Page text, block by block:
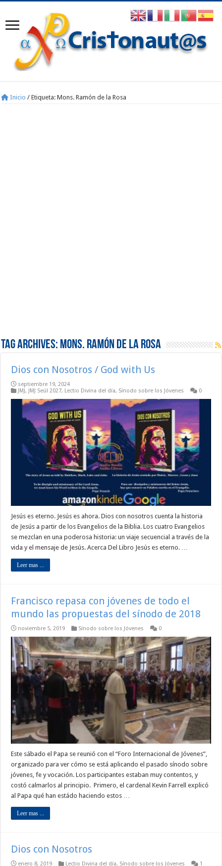
Inicio / Etiqueta:Mons. Ramón de la Rosa
Tag Archives: Mons. Ramón de la Rosa
Dios con Nosotros / God with Us
septiembre 19, 2024
JMJ, JMJ Seúl 2027, Lectio Divina del día, Sínodo sobre los Jóvenes 0
Jesús es eterno. Jesús es ahora. Dios con nosotros cuenta la historia
de Jesús a partir de los Evangelios de la Biblia. Los cuatro Evangelios
se mezclan en una poderosa historia: un viaje secuencial a través de la
vida y el mensaje de Jesús. Acerca Del Libro Jesús es eterno. …
Leer mas ...
Francisco repasa con jóvenes de todo el
mundo las propuestas del sínodo de 2018
noviembre 5, 2019 Sínodo sobre los Jóvenes 0
Este sábado el Papa se reunió con el “Foro Internacional de Jóvenes”,
organizado para ver cómo se está aplicando el pasado sínodo sobre
jóvenes, fe y vocación. Los participantes estaban muy contentos, y
costó calmarlos al principio. Primero, el cardenal Kevin Farrell explicó
al Papa qué han estádo haciendo estos …
Leer mas ...
Dios con Nosotros
enero 8, 2019 Lectio Divina del día, Sínodo sobre los Jóvenes 1